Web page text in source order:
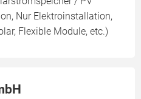
Nur Elektroinstallation,
Flexible Module, etc.)